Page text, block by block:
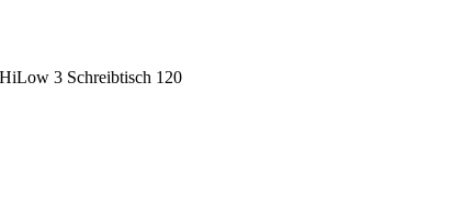
HiLow 3 Schreibtisch 120